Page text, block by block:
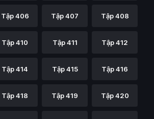
Tập 406 Tập 407 Tập 408
Tập 410 Tập 411 Tập 412
Tập 414 Tập 415 Tập 416
Tập 418 Tập 419 Tập 420